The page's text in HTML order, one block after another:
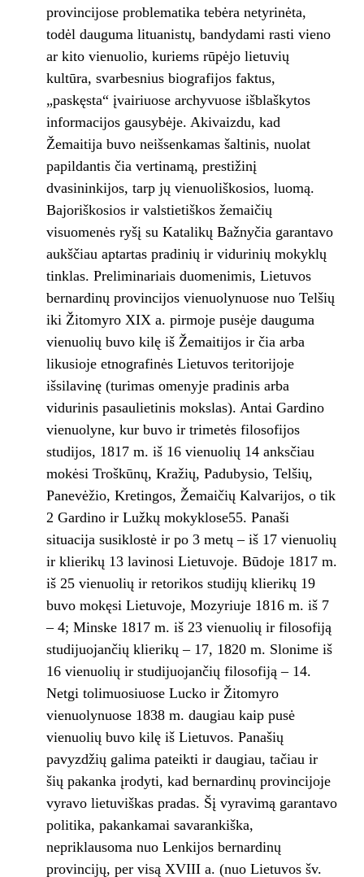
provincijose problematika tebėra netyrinėta,
todėl dauguma lituanistų, bandydami rasti vieno
ar kito vienuolio, kuriems rūpėjo lietuvių
kultūra, svarbesnius biografijos faktus,
„paskęsta“ įvairiuose archyvuose išblaškytos
informacijos gausybėje. Akivaizdu, kad
Žemaitija buvo neišsenkamas šaltinis, nuolat
papildantis čia vertinamą, prestižinį
dvasininkijos, tarp jų vienuoliškosios, luomą.
Bajoriškosios ir valstietiškos žemaičių
visuomenės ryšį su Katalikų Bažnyčia garantavo
aukščiau aptartas pradinių ir vidurinių mokyklų
tinklas. Preliminariais duomenimis, Lietuvos
bernardinų provincijos vienuolynuose nuo Telšių
iki Žitomyro XIX a. pirmoje pusėje dauguma
vienuolių buvo kilę iš Žemaitijos ir čia arba
likusioje etnografinės Lietuvos teritorijoje
išsilavinę (turimas omenyje pradinis arba
vidurinis pasaulietinis mokslas). Antai Gardino
vienuolyne, kur buvo ir trimetės filosofijos
studijos, 1817 m. iš 16 vienuolių 14 anksčiau
mokėsi Troškūnų, Kražių, Padubysio, Telšių,
Panevėžio, Kretingos, Žemaičių Kalvarijos, o tik
2 Gardino ir Lužkų mokyklose55. Panaši
situacija susiklostė ir po 3 metų – iš 17 vienuolių
ir klierikų 13 lavinosi Lietuvoje. Būdoje 1817 m.
iš 25 vienuolių ir retorikos studijų klierikų 19
buvo mokęsi Lietuvoje, Mozyriuje 1816 m. iš 7
– 4; Minske 1817 m. iš 23 vienuolių ir filosofiją
studijuojančių klierikų – 17, 1820 m. Slonime iš
16 vienuolių ir studijuojančių filosofiją – 14.
Netgi tolimuosiuose Lucko ir Žitomyro
vienuolynuose 1838 m. daugiau kaip pusė
vienuolių buvo kilę iš Lietuvos. Panašių
pavyzdžių galima pateikti ir daugiau, tačiau ir
šių pakanka įrodyti, kad bernardinų provincijoje
vyravo lietuviškas pradas. Šį vyravimą garantavo
politika, pakankamai savarankiška,
nepriklausoma nuo Lenkijos bernardinų
provincijų, per visą XVIII a. (nuo Lietuvos šv.